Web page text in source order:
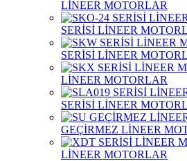
LİNEER MOTORLAR
SERİSİ LİNEER
SERİSİ LİNEER
LİNEER MOTORLAR
SERİSİ LİNEER
GEÇİRMEZ LİNEER
LİNEER MOTORLAR